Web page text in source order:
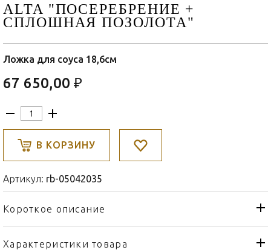
ALTA "ПОСЕРЕБРЕНИЕ +
СПЛОШНАЯ ПОЗОЛОТА"
Ложка для соуса 18,6см
67 650,00 ₽
В КОРЗИНУ
Артикул: rb-05042035
Короткое описание
Характеристики товара